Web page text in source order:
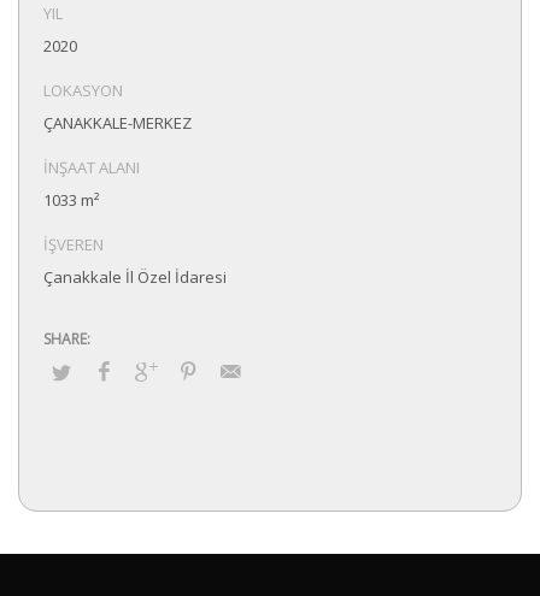
YIL
2020
LOKASYON
ÇANAKKALE-MERKEZ
İNŞAAT ALANI
1033 m²
İŞVEREN
Çanakkale İl Özel İdaresi